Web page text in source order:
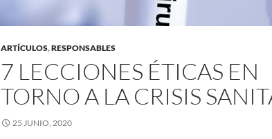
ARTÍCULOS,RESPONSABLES
7 LECCIONES ÉTICAS EN
TORNO A LA CRISIS
25 JUNIO, 2020